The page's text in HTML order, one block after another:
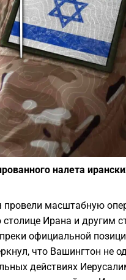
Play
налета
масштабную
Ирана и другим
официальной
что Вашингтон не
действиях